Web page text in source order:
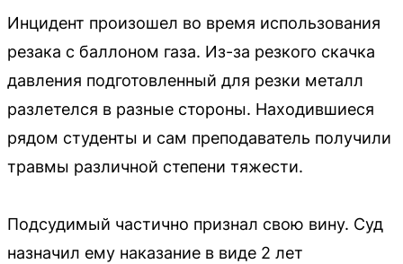
Инцидент произошел во время использования
резака с баллоном газа. Из-за резкого скачка
давления подготовленный для резки металл
разлетелся в разные стороны. Находившиеся
рядом студенты и сам преподаватель получили
травмы различной степени тяжести.
Подсудимый частично признал свою вину. Суд
назначил ему наказание в виде 2 лет